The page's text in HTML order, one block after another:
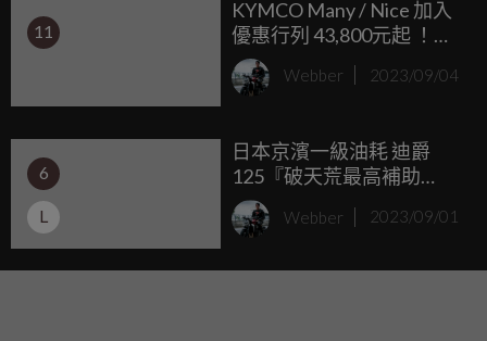
力生產，保證年底前交到顧客手中。
11
KYMCO Many / Nice 加入
優惠行列 43,800元起 ！
GP125超殺39,800元優惠
延長 換購再享5,000元購車
Webber 2023/09/04
6
L
日本京濱一級油耗 迪爵
125『破天荒最高補助
23,800元』 第一好
WOO115汰舊優惠再加碼!
Webber 2023/09/01